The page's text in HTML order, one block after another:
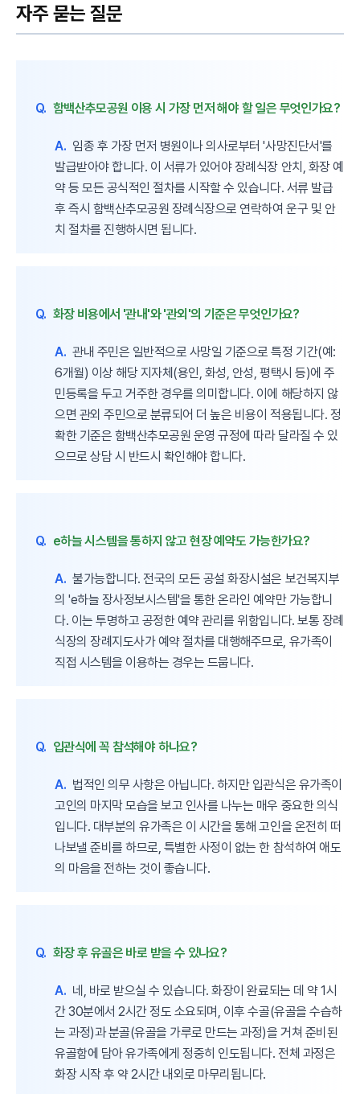
자주 묻는 질문
Q. 함백산추모공원 이용 시 가장 먼저 해야 할 일은 무엇인가요?
A. 임종 후 가장 먼저 병원이나 의사로부터 '사망진단서'를
발급받아야 합니다. 이 서류가 있어야 장례식장 안치, 화장 예
약 등 모든 공식적인 절차를 시작할 수 있습니다. 서류 발급
후 즉시 함백산추모공원 장례식장으로 연락하여 운구 및 안
치 절차를 진행하시면 됩니다.
Q. 화장 비용에서 '관내'와 '관외'의 기준은 무엇인가요?
A. 관내 주민은 일반적으로 사망일 기준으로 특정 기간(예:
6개월) 이상 해당 지자체(용인, 화성, 안성, 평택시 등)에 주
민등록을 두고 거주한 경우를 의미합니다. 이에 해당하지 않
으면 관외 주민으로 분류되어 더 높은 비용이 적용됩니다. 정
확한 기준은 함백산추모공원 운영 규정에 따라 달라질 수 있
으므로 상담 시 반드시 확인해야 합니다.
Q. e하늘 시스템을 통하지 않고 현장 예약도 가능한가요?
A. 불가능합니다. 전국의 모든 공설 화장시설은 보건복지부
의 'e하늘 장사정보시스템'을 통한 온라인 예약만 가능합니
다. 이는 투명하고 공정한 예약 관리를 위함입니다. 보통 장례
식장의 장례지도사가 예약 절차를 대행해주므로, 유가족이
직접 시스템을 이용하는 경우는 드뭅니다.
Q. 입관식에 꼭 참석해야 하나요?
A. 법적인 의무 사항은 아닙니다. 하지만 입관식은 유가족이
고인의 마지막 모습을 보고 인사를 나누는 매우 중요한 의식
입니다. 대부분의 유가족은 이 시간을 통해 고인을 온전히 떠
나보낼 준비를 하므로, 특별한 사정이 없는 한 참석하여 애도
의 마음을 전하는 것이 좋습니다.
Q. 화장 후 유골은 바로 받을 수 있나요?
A. 네, 바로 받으실 수 있습니다. 화장이 완료되는 데 약 1시
간 30분에서 2시간 정도 소요되며, 이후 수골(유골을 수습하
는 과정)과 분골(유골을 가루로 만드는 과정)을 거쳐 준비된
유골함에 담아 유가족에게 정중히 인도됩니다. 전체 과정은
화장 시작 후 약 2시간 내외로 마무리됩니다.